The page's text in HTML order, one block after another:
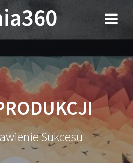
do
treści
Sukcesu